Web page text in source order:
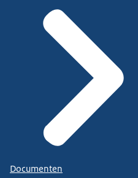
Documenten